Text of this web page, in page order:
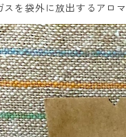
を袋外に放出するアロ